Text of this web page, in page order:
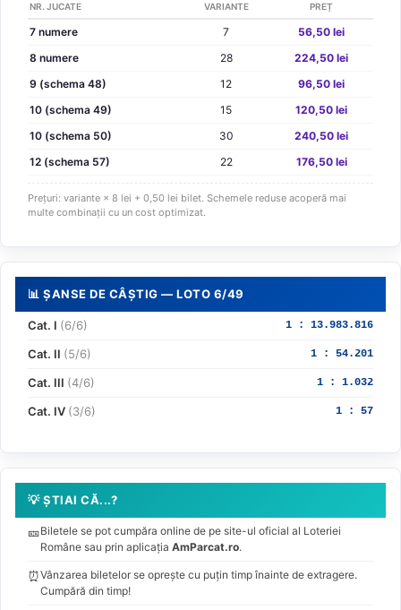
NR. JUCATE VARIANTE PREȚ
7 numere 7
56,50 lei
8 numere
28
224,50 lei
9 (schema 48)
12
96,50 lei
10 (schema 49)
15
120,50 lei
10 (schema 50)
30
240,50 lei
12 (schema 57)
22 176,50 lei
Prețuri: variante × 8 lei + 0,50 lei bilet. Schemele reduse acoperă mai
multe combinații cu un cost optimizat.
📊 ȘANSE DE CÂȘTIG — LOTO 6/49
Cat. I (6/6) 1 : 13.983.816
Cat. II (5/6) 1 : 54.201
Cat. III (4/6) 1 : 1.032
Cat. IV (3/6) 1 : 57
💡 ȘTIAI CĂ...?
🎫Biletele se pot cumpăra online de pe site-ul oficial al Loteriei
Române sau prin aplicația AmParcat.ro.
⏰Vânzarea biletelor se oprește cu puțin timp înainte de extragere.
Cumpără din timp!